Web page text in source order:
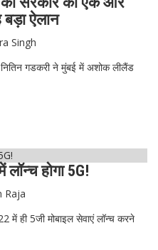
ऐलान
Singh
नितिन गडकरी ने मुंबई में अशोक लीलैंड
टेक्नॉलॉजीहोगा 5G!
Raja
में ही 5जी मोबाइल सेवाएं लॉन्च करने